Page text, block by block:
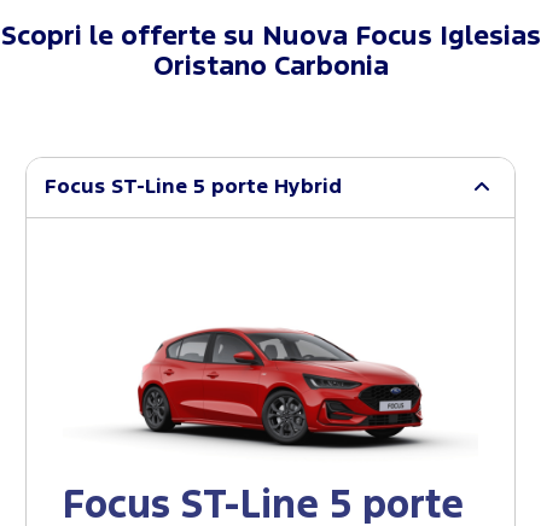
Scopri le offerte su
Nuova Focus Iglesias
Oristano Carbonia
Focus ST-Line 5 porte Hybrid
Focus ST-Line 5 porte